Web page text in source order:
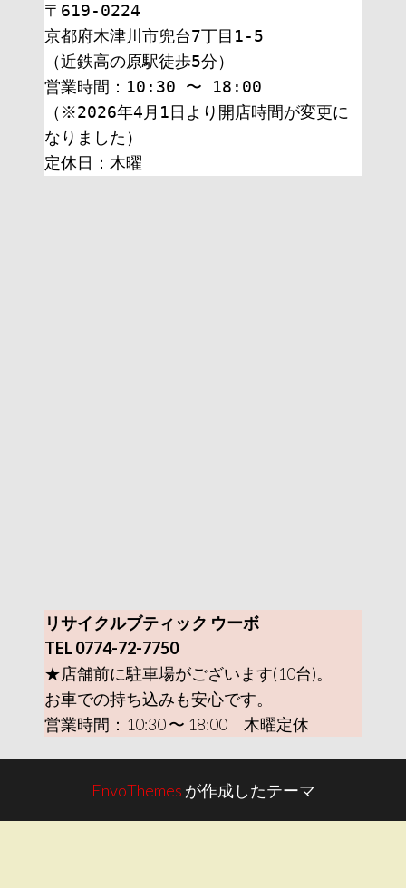
〒619-0224
京都府木津川市兜台7丁目1-5
（近鉄高の原駅徒歩5分）
営業時間：10:30 〜 18:00
（※2026年4月1日より開店時間が変更に
なりました）
定休日：木曜
リサイクルブティック ウーボ
TEL 0774-72-7750
★店舗前に駐車場がございます(10台)。
お車での持ち込みも安心です。
営業時間：10:30 〜 18:00 木曜定休
EnvoThemes が作成したテーマ